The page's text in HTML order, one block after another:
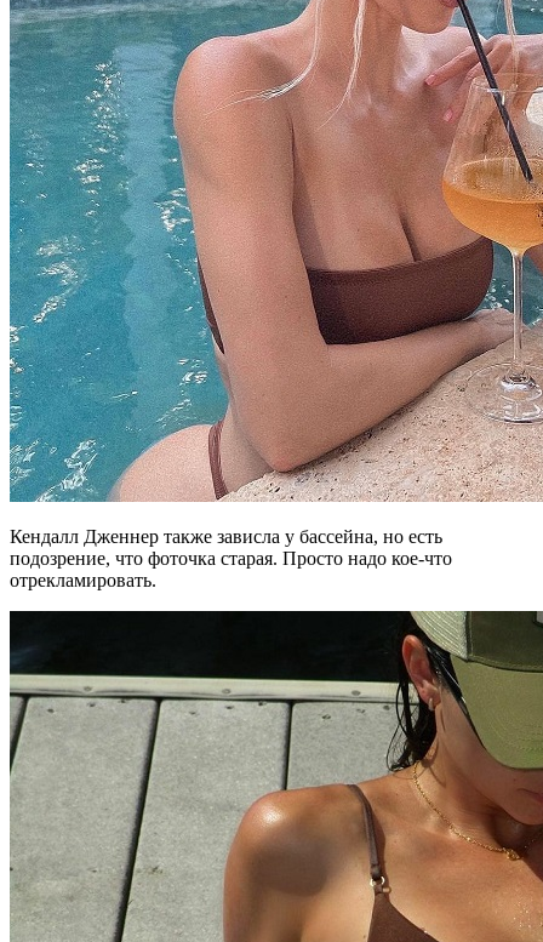
Кендалл Дженнер также зависла у бассейна, но есть
подозрение, что фоточка старая. Просто надо кое-что
отрекламировать.